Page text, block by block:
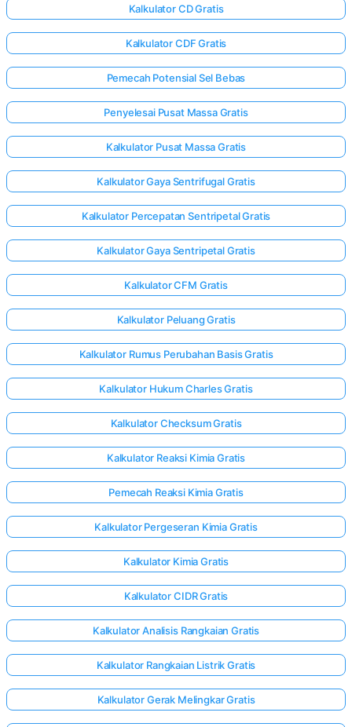
Kalkulator CD Gratis
Kalkulator CDF Gratis
Pemecah Potensial Sel Bebas
Penyelesai Pusat Massa Gratis
Kalkulator Pusat Massa Gratis
Kalkulator Gaya Sentrifugal Gratis
Kalkulator Percepatan Sentripetal Gratis
Kalkulator Gaya Sentripetal Gratis
Kalkulator CFM Gratis
Kalkulator Peluang Gratis
Kalkulator Rumus Perubahan Basis Gratis
Kalkulator Hukum Charles Gratis
Kalkulator Checksum Gratis
Kalkulator Reaksi Kimia Gratis
Pemecah Reaksi Kimia Gratis
Kalkulator Pergeseran Kimia Gratis
Kalkulator Kimia Gratis
Kalkulator CIDR Gratis
Kalkulator Analisis Rangkaian Gratis
Kalkulator Rangkaian Listrik Gratis
Kalkulator Gerak Melingkar Gratis